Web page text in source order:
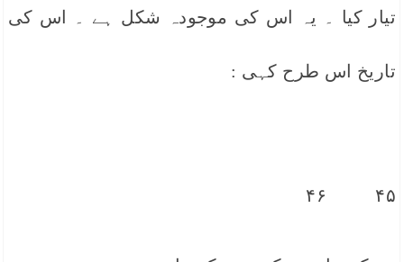
تیار کیا ۔ یہ اس کی موجودہ شکل ہے ۔ اس کی
تاریخ اس طرح کہی :
۴۵ ۴۶